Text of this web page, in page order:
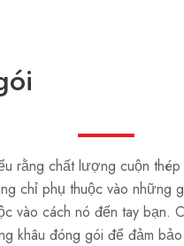
rằng chất lượng cuộn
chỉ phụ thuộc vào những
vào cách nó đến tay bạn.
khâu đóng gói để đảm